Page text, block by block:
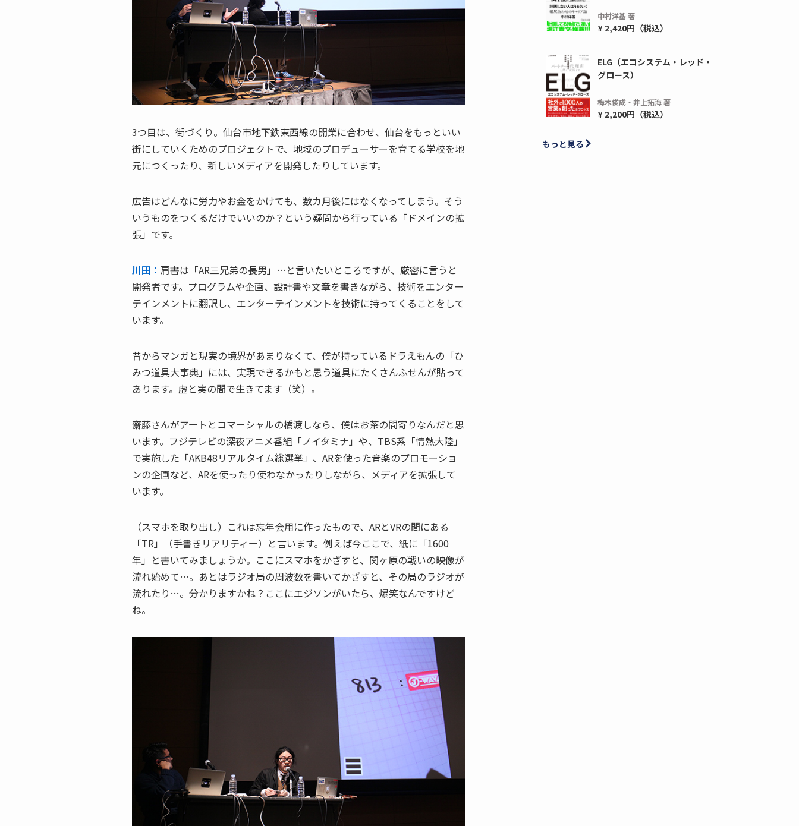
3つ目は、街づくり。仙台市地下鉄東西線の開業に合わせ、仙台をもっといい
街にしていくためのプロジェクトで、地域のプロデューサーを育てる学校を地
元につくったり、新しいメディアを開発したりしています。
広告はどんなに労力やお金をかけても、数カ月後にはなくなってしまう。そう
いうものをつくるだけでいいのか？という疑問から行っている「ドメインの拡
張」です。
川田： 肩書は「AR三兄弟の長男」…と言いたいところですが、厳密に言うと
開発者です。プログラムや企画、設計書や文章を書きながら、技術をエンター
テインメントに翻訳し、エンターテインメントを技術に持ってくることをして
います。
昔からマンガと現実の境界があまりなくて、僕が持っているドラえもんの「ひ
みつ道具大事典」には、実現できるかもと思う道具にたくさんふせんが貼って
あります。虚と実の間で生きてます（笑）。
齋藤さんがアートとコマーシャルの橋渡しなら、僕はお茶の間寄りなんだと思
います。フジテレビの深夜アニメ番組「ノイタミナ」や、TBS系「情熱大陸」
で実施した「AKB48リアルタイム総選挙」、ARを使った音楽のプロモーショ
ンの企画など、ARを使ったり使わなかったりしながら、メディアを拡張して
います。
（スマホを取り出し）これは忘年会用に作ったもので、ARとVRの間にある
「TR」（手書きリアリティー）と言います。例えば今ここで、紙に「1600
年」と書いてみましょうか。ここにスマホをかざすと、関ヶ原の戦いの映像が
流れ始めて…。あとはラジオ局の周波数を書いてかざすと、その局のラジオが
流れたり…。分かりますかね？ここにエジソンがいたら、爆笑なんですけど
ね。
中村洋基 著
¥ 2,420円（税込）
ELG（エコシステム・レッド・
グロース）
梅木俊成・井上拓海 著
¥ 2,200円（税込）
もっと見る